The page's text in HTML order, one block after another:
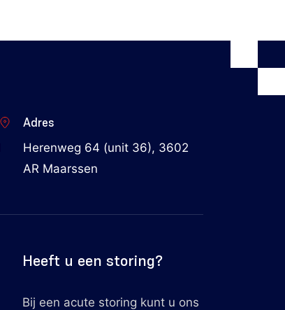
Adres
Herenweg 64 (unit 36), 3602
AR Maarssen
Heeft u een storing?
Bij een acute storing kunt u ons